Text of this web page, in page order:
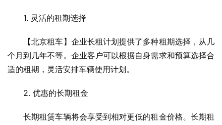
1. 灵活的租期选择
【北京租车】企业长租计划提供了多种租期选择，从几
个月到几年不等。企业客户可以根据自身需求和预算选择合
适的租期，灵活安排车辆使用计划。
2. 优惠的长期租金
长期租赁车辆将会享受到相对更低的租金价格。长期租